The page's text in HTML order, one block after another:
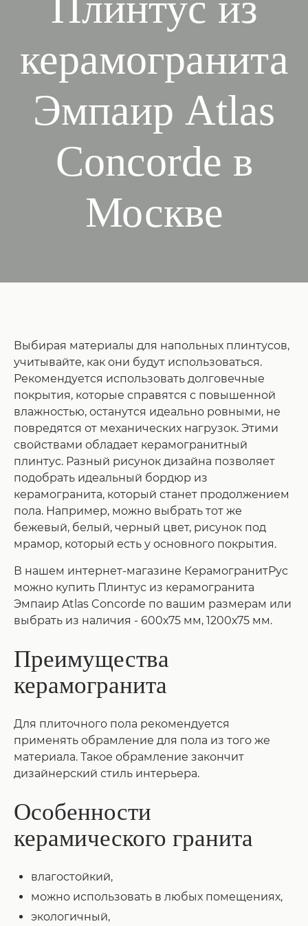
керамогранита
Эмпаир Atlas
Concorde в
Москве
Выбирая материалы для напольных плинтусов,
учитывайте, как они будут использоваться.
Рекомендуется использовать долговечные
покрытия, которые справятся с повышенной
влажностью, останутся идеально ровными, не
повредятся от механических нагрузок. Этими
свойствами обладает керамогранитный
плинтус. Разный рисунок дизайна позволяет
подобрать идеальный бордюр из
керамогранита, который станет продолжением
пола. Например, можно выбрать тот же
бежевый, белый, черный цвет, рисунок под
мрамор, который есть у основного покрытия.
В нашем интернет-магазине КерамогранитРус
можно купить Плинтус из керамогранита
Эмпаир Atlas Concorde по вашим размерам или
выбрать из наличия - 600х75 мм, 1200х75 мм.
Преимущества
керамогранита
Для плиточного пола рекомендуется
применять обрамление для пола из того же
материала. Такое обрамление закончит
дизайнерский стиль интерьера.
Особенности
керамического гранита
влагостойкий,
можно использовать в любых помещениях,
экологичный,